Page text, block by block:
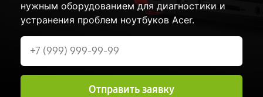
нужным оборудованием для диагностики и
устранения проблем ноутбуков Acer.
Отправить заявку